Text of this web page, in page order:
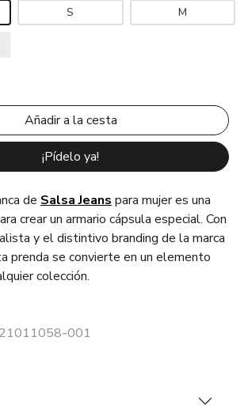
S M
¡Pídelo ya!
de Salsa Jeans para mujer es una
crear un armario cápsula especial. Con
y el distintivo branding de la marca
prenda se convierte en un elemento
colección.
001